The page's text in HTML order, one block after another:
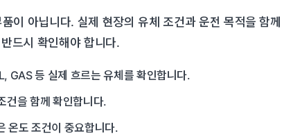
이 아닙니다. 실제 현장의 유체 조건과 운전 목적을 함
드시 확인해야 합니다.
GAS 등 실제 흐르는 유체를 확인합니다.
건을 함께 확인합니다.
온도 조건이 중요합니다.